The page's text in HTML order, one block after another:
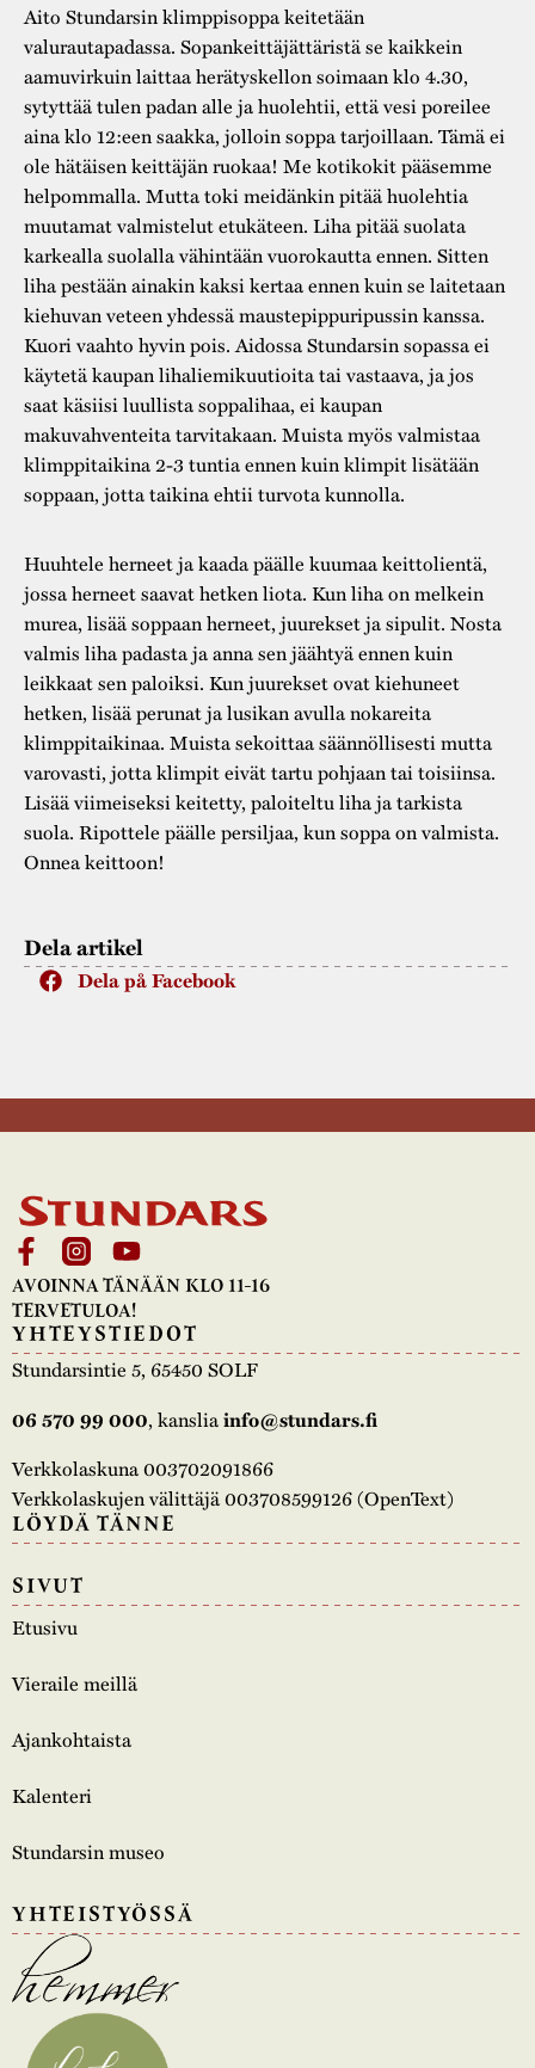
Dela artikel
Dela på Facebook
Aito Stundarsin klimppisoppa keitetään
valurautapadassa. Sopankeittäjättäristä se kaikkein
aamuvirkuin laittaa herätyskellon soimaan klo 4.30,
sytyttää tulen padan alle ja huolehtii, että vesi poreilee
aina klo 12:een saakka, jolloin soppa tarjoillaan. Tämä ei
ole hätäisen keittäjän ruokaa! Me kotikokit pääsemme
helpommalla. Mutta toki meidänkin pitää huolehtia
muutamat valmistelut etukäteen. Liha pitää suolata
karkealla suolalla vähintään vuorokautta ennen. Sitten
liha pestään ainakin kaksi kertaa ennen kuin se laitetaan
kiehuvan veteen yhdessä maustepippuripussin kanssa.
Kuori vaahto hyvin pois. Aidossa Stundarsin sopassa ei
käytetä kaupan lihaliemikuutioita tai vastaava, ja jos
saat käsiisi luullista soppalihaa, ei kaupan
makuvahventeita tarvitakaan. Muista myös valmistaa
klimppitaikina 2-3 tuntia ennen kuin klimpit lisätään
soppaan, jotta taikina ehtii turvota kunnolla.
Huuhtele herneet ja kaada päälle kuumaa keittolientä,
jossa herneet saavat hetken liota. Kun liha on melkein
murea, lisää soppaan herneet, juurekset ja sipulit. Nosta
valmis liha padasta ja anna sen jäähtyä ennen kuin
leikkaat sen paloiksi. Kun juurekset ovat kiehuneet
hetken, lisää perunat ja lusikan avulla nokareita
klimppitaikinaa. Muista sekoittaa säännöllisesti mutta
varovasti, jotta klimpit eivät tartu pohjaan tai toisiinsa.
Lisää viimeiseksi keitetty, paloiteltu liha ja tarkista
suola. Ripottele päälle persiljaa, kun soppa on valmista.
Onnea keittoon!
AVOINNA TÄNÄÄN KLO 11-16
TERVETULOA!
YHTEYSTIEDOT
Stundarsintie 5, 65450 SOLF
06 570 99 000, kansliainfo@stundars.fi
Verkkolaskuna 003702091866
Verkkolaskujen välittäjä 003708599126 (OpenText)
LÖYDÄ TÄNNE
SIVUT
Etusivu
Vieraile meillä
Ajankohtaista
Kalenteri
Stundarsin museo
YHTEISTYÖSSÄ